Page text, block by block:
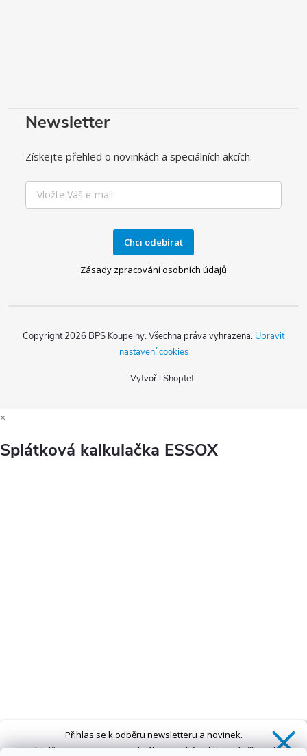
Newsletter
Získejte přehled o novinkách a speciálních akcích.
Chci odebírat
Zásady zpracování osobních údajů
Vytvořil Shoptet
Copyright 2026 BPS Koupelny. Všechna práva vyhrazena. Upravit
nastavení cookies
×
Splátková kalkulačka ESSOX
Přihlas se k odběru newsletteru a novinek.
ZískášSLEVU 5 %na první nákup a také exkluzivní přístup k